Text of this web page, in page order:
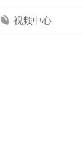
视频中心